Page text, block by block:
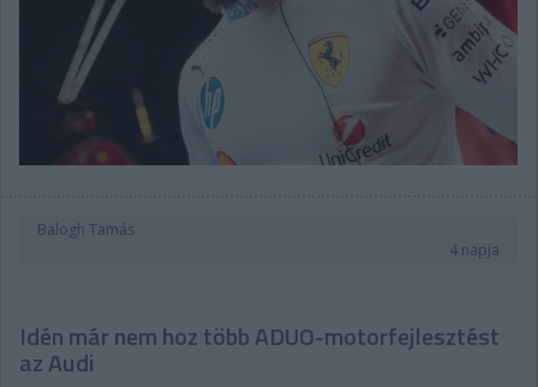
Balogh Tamás
4 napja
Idén már nem hoz több ADUO-motorfejlesztést
az Audi